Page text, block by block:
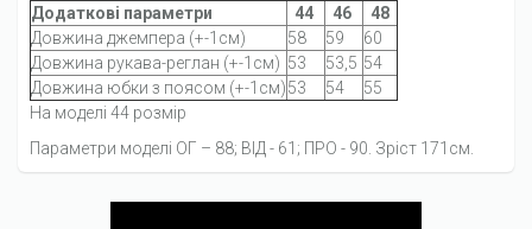
Додаткові параметри 44 46
48
Довжина джемпера (+-1см)
58 59
60
Довжина рукава-реглан (+-1см) 53 53,5 54
Довжина юбки з поясом (+-1см)53 54
55
На моделі 44 розмір
Параметри моделі ОГ – 88; ВІД - 61; ПРО - 90. Зріст 171см.